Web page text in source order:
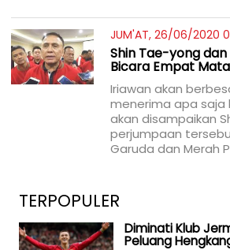
JUM'AT, 26/06/2020
Shin Tae-yong
Bicara Empat Mata
Iriawan akan
menerima apa saja
akan disampaikan
perjumpaan
Garuda dan Merah
TERPOPULER
Diminati Klub
Peluang